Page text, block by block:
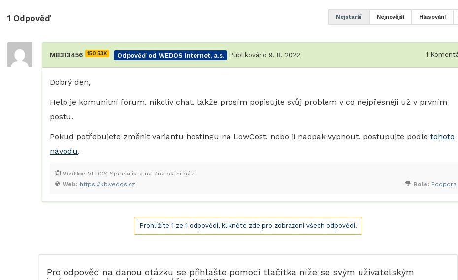
1 Odpověď Hlasování
Nejnovější
Nejstarší
MB313456 150.53K Odpověď od WEDOS Internet, a.s. Publikováno 9. 8. 2022 1
Dobrý den,
Help je komunitní fórum, nikoliv chat, takže prosím popisujte svůj problém v co nejpřesněji už v prvním
postu.
Pokud potřebujete změnit variantu hostingu na LowCost, nebo ji naopak vypnout, postupujte podle tohoto
návodu.
Role: Podpora
Web: https://kb.vedos.cz
Vizitka: VEDOS Specialista na Znalostní bázi
Prohlížíte 1 ze 1 odpovědí, klikněte zde pro zobrazení všech odpovědí.
Pro odpověď na danou otázku se přihlašte pomocí tlačítka níže se svým uživatelským